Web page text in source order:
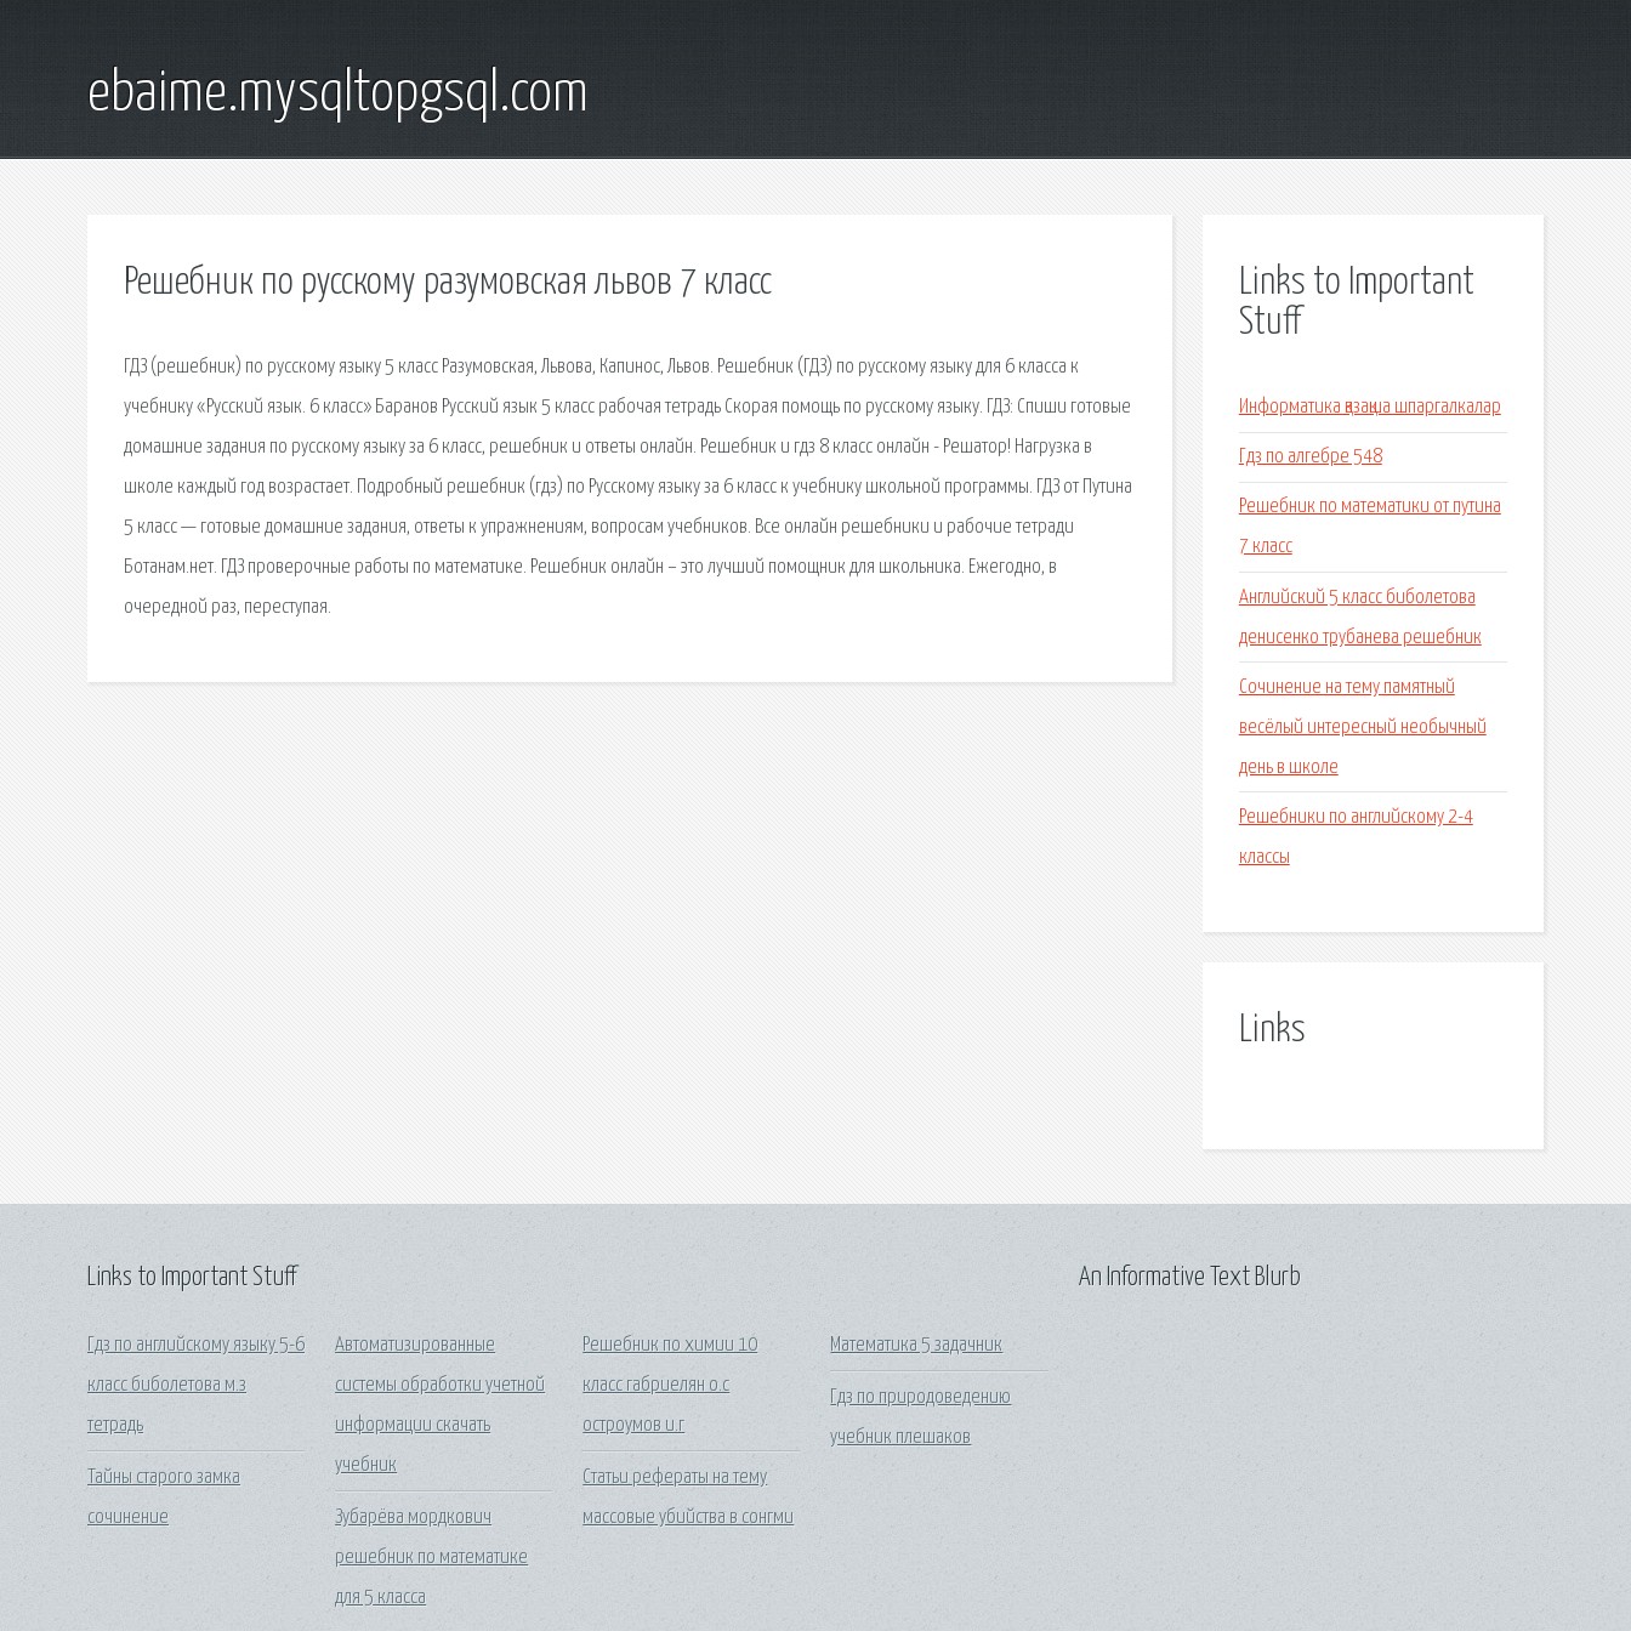
ebaime.mysqltopgsql.com
Решебник по русскому разумовская львов 7 класс
ГДЗ (решебник) по русскому языку 5 класс Разумовская, Львова, Капинос, Львов. Решебник (ГДЗ) по русскому языку для 6 класса к
учебнику «Русский язык. 6 класс» Баранов Русский язык 5 класс рабочая тетрадь Скорая помощь по русскому языку. ГДЗ: Спиши готовые
домашние задания по русскому языку за 6 класс, решебник и ответы онлайн. Решебник и гдз 8 класс онлайн - Решатор! Нагрузка в
школе каждый год возрастает. Подробный решебник (гдз) по Русскому языку за 6 класс к учебнику школьной программы. ГДЗ от Путина
5 класс — готовые домашние задания, ответы к упражнениям, вопросам учебников. Все онлайн решебники и рабочие тетради
Ботанам.нет. ГДЗ проверочные работы по математике. Решебник онлайн – это лучший помощник для школьника. Ежегодно, в
очередной раз, переступая.
Links to Important
Stuff
Информатика қазақша шпаргалкалар
Гдз по алгебре 548
Решебник по математики от путина
7 класс
Английский 5 класс биболетова
денисенко трубанева решебник
Сочинение на тему памятный
весёлый интересный необычный
день в школе
Решебники по английскому 2-4
классы
Links
Links to Important Stuff
Гдз по английскому языку 5-6
класс биболетова м.з
тетрадь
Тайны старого замка
сочинение
Автоматизированные
системы обработки учетной
информации скачать
учебник
Зубарёва мордкович
решебник по математике
для 5 класса
Решебник по химии 10
класс габриелян о.с
остроумов и.г
Статьи рефераты на тему
массовые убийства в сонгми
Математика 5 задачник
Гдз по природоведению
учебник плешаков
An Informative Text Blurb